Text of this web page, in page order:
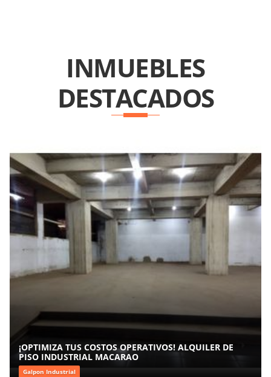
INMUEBLES
DESTACADOS
¡OPTIMIZA TUS COSTOS OPERATIVOS! ALQUILER DE
PISO INDUSTRIAL MACARAO
Galpon Industrial